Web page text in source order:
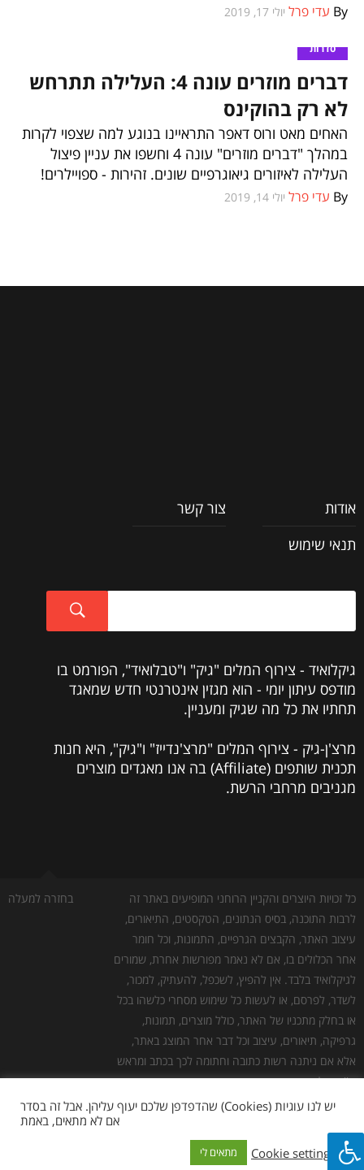
By עדי פרל יולי 17, 2019
סדרות
דברים מוזרים עונה 4: העלילה תתרחש
לא רק בהוקינס
האחים מאט ורוס דאפר התראיינו בנוגע למה שצפוי לקרות
במהלך "דברים מוזרים" עונה 4 וחשפו את עניין פיצול
העלילה לאיזורים גיאוגרפיים שונים. זהירות - ספויילרים!
By עדי פרל יולי 14, 2019
אודות
צור קשר
תנאי שימוש
גיקלואיד - צירוף המלים "גיק" ו"טבלואיד", הפורמט בו
מודפס עיתון יומי - הוא מגזין אינטרנטי חדש שמאגד
תחתיו את כל מה שגיק ומעניין.
מרצ'ן-גיק - צירוף המלים "מרצ'נדייז" ו"גיק", היא חנות
תכנית שותפים (Affiliate) בה אנו מאגדים מוצרים
מגניבים מרחבי הרשת.
בחזרה למעלה
כל זכויות היוצרים והקניין הרוחני המופיעים באתר זה
לרבות התוכנה, בסיס הנתונים, הטקסטים, התיאורים,
עיצוב האתר, הקבצים הגרפיים, התמונות, וכל חומר
אחר הכלולים בו, אם לא נאמר מפורשות אחרת, שמורים
לגיקלואיד בלבד. אין להפיץ, לשכפל, להעתיק, למכור,
לשדר, לפרסם, או לעשות כל שימוש מסחרי כלשהו בכל
או בחלק מתכניו של האתר, כולל מוצרים, תמונות,
גרפיקה, תיאורים, עיצוב וכל דבר אחר המוצג באתר,
אלא אם ניתנה רשות כתובה וחתומה לכך בכתב ומראש
ע''י גיקלואיד.
גילוי נאות: כמו לכל אתר אינטרנט אחר, יש לנו עלויות
לאתרי צד שלישי, להלן "שותפים". במידה ומתבצעת
רכישה באתר השותף, אנחנו מקבלים עמלה. אנחנו לא
יש לנו עוגיות (Cookies) שהדפדפן שלכם יעוף עליהן. אבל זה בסדר
אם לא מתאים, באמת
Cookie settings
מתאים לי